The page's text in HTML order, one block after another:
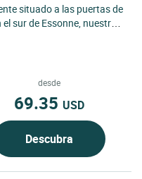
situado a las puertas de
el sur de Essonne, nuestro
desde
69.35 USD
Descubra